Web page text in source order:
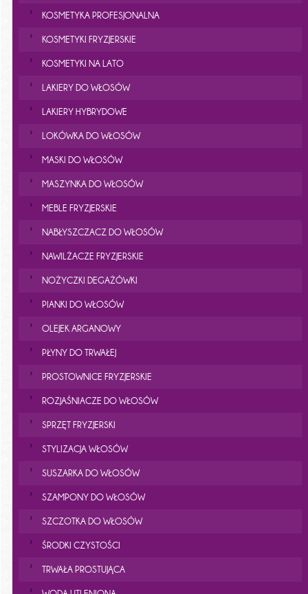
KOSMETYKA PROFESJONALNA
KOSMETYKI FRYZJERSKIE
KOSMETYKI NA LATO
LAKIERY DO WŁOSÓW
LAKIERY HYBRYDOWE
LOKÓWKA DO WŁOSÓW
MASKI DO WŁOSÓW
MASZYNKA DO WŁOSÓW
MEBLE FRYZJERSKIE
NABŁYSZCZACZ DO WŁOSÓW
NAWILŻACZE FRYZJERSKIE
NOŻYCZKI DEGAŻÓWKI
PIANKI DO WŁOSÓW
OLEJEK ARGANOWY
PŁYNY DO TRWAŁEJ
PROSTOWNICE FRYZJERSKIE
ROZJAŚNIACZE DO WŁOSÓW
SPRZĘT FRYZJERSKI
STYLIZACJA WŁOSÓW
SUSZARKA DO WŁOSÓW
SZAMPONY DO WŁOSÓW
SZCZOTKA DO WŁOSÓW
ŚRODKI CZYSTOŚCI
TRWAŁA PROSTUJĄCA